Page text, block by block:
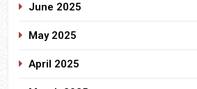
June 2025
May 2025
April 2025